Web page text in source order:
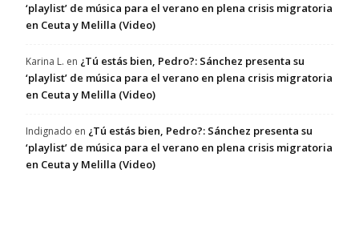
‘playlist’ de música para el verano en plena crisis migratoria
en Ceuta y Melilla (Video)
Karina L. en ¿Tú estás bien, Pedro?: Sánchez presenta su
‘playlist’ de música para el verano en plena crisis migratoria
en Ceuta y Melilla (Video)
Indignado en ¿Tú estás bien, Pedro?: Sánchez presenta su
‘playlist’ de música para el verano en plena crisis migratoria
en Ceuta y Melilla (Video)